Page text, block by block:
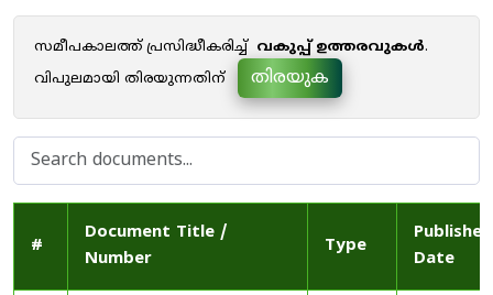
സമീപകാലത്ത് പ്രസിദ്ധീകരിച്ച് വകുപ്പ് ഉത്തരവുകൾ.
വിപുലമായി തിരയുന്നതിന്
തിരയുക
#
Document Title /
Number
Type
Published
Date